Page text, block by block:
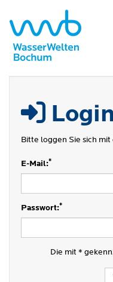
Login
Bitte loggen Sie sich
E-Mail:*
Passwort:*
Die mit *